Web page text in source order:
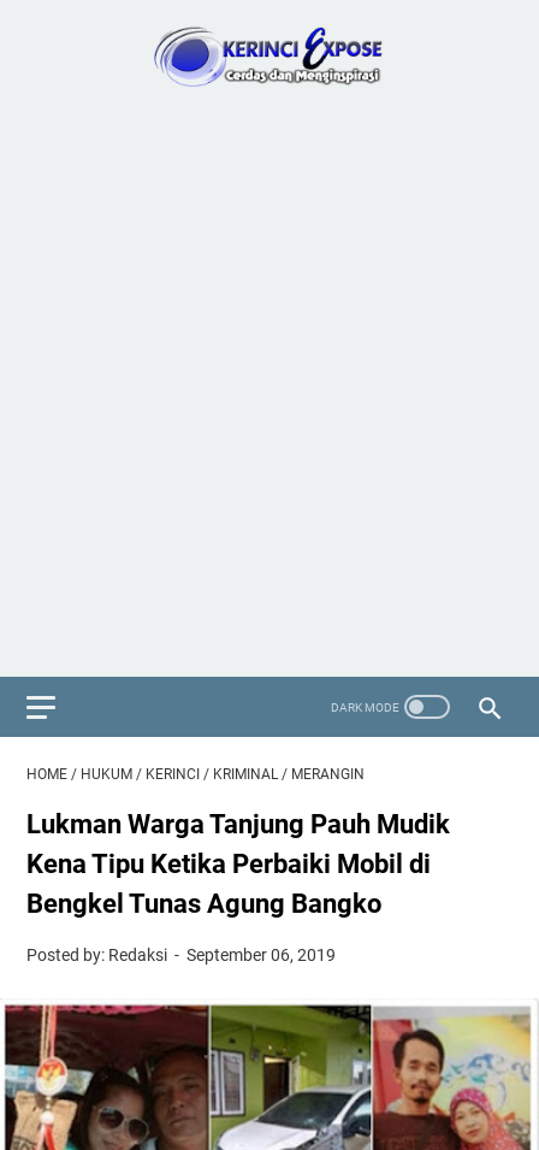
HOME / HUKUM / KERINCI / KRIMINAL / MERANGIN
Lukman Warga Tanjung Pauh Mudik
Kena Tipu Ketika Perbaiki Mobil di
Bengkel Tunas Agung Bangko
Posted by: Redaksi September 06, 2019